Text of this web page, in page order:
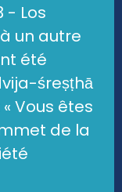
- Los
à un autre
été
śreṣṭhā
Vous êtes
de la